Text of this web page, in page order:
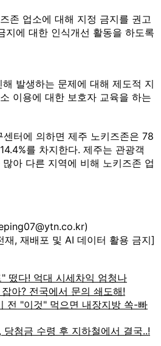
존 업소에 대해 지정 금지를 권고
지에 대한 인식개선 활동을 하도록
발생하는 문제에 대해 제도적 지
이용에 대한 보호자 교육을 하는
터에 의하면 제주 노키즈존은 78
를 차지한다. 제주는 관광객
아 다른 지역에 비해 노키즈존 업
, 재배포 및 AI 데이터 활용 금지]